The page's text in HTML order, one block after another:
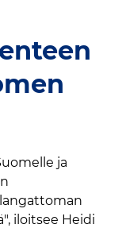
ja
iloitsee Heidi